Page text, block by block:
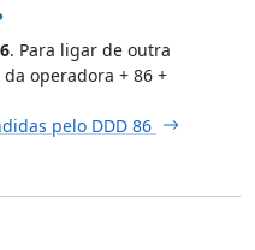
. Para ligar de outra
operadora + 86 +
pelo DDD 86